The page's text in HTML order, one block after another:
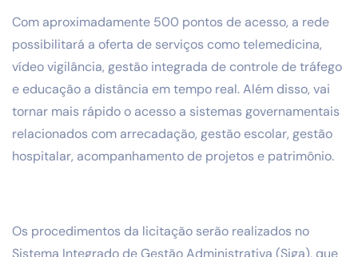
Com aproximadamente 500 pontos de acesso, a rede
possibilitará a oferta de serviços como telemedicina,
vídeo vigilância, gestão integrada de controle de tráfego
e educação a distância em tempo real. Além disso, vai
tornar mais rápido o acesso a sistemas governamentais
relacionados com arrecadação, gestão escolar, gestão
hospitalar, acompanhamento de projetos e patrimônio.
Os procedimentos da licitação serão realizados no